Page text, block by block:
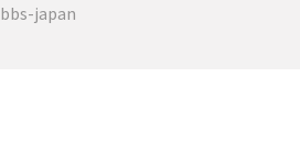
bbs-japan